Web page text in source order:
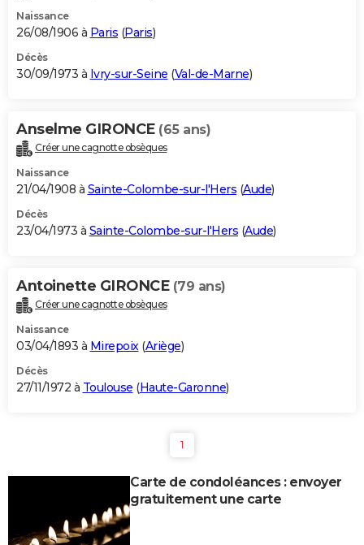
Naissance
26/08/1906 à Paris (Paris)
Décès
30/09/1973 à Ivry-sur-Seine (Val-de-Marne)
Anselme GIRONCE (65 ans)
Créer une cagnotte obsèques
Naissance
21/04/1908 à Sainte-Colombe-sur-l'Hers (Aude)
Décès
23/04/1973 à Sainte-Colombe-sur-l'Hers (Aude)
Antoinette GIRONCE (79 ans)
Créer une cagnotte obsèques
Naissance
03/04/1893 à Mirepoix(Ariège)
Décès
27/11/1972 à Toulouse (Haute-Garonne)
1
Carte de condoléances : envoyer
gratuitement une carte